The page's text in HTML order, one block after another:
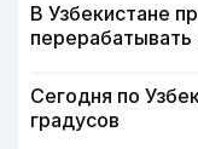
В Узбекистане
Сегодня по
градусов